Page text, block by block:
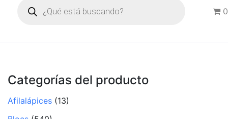
productos
0
Categorías del producto
Afilalápices (13)